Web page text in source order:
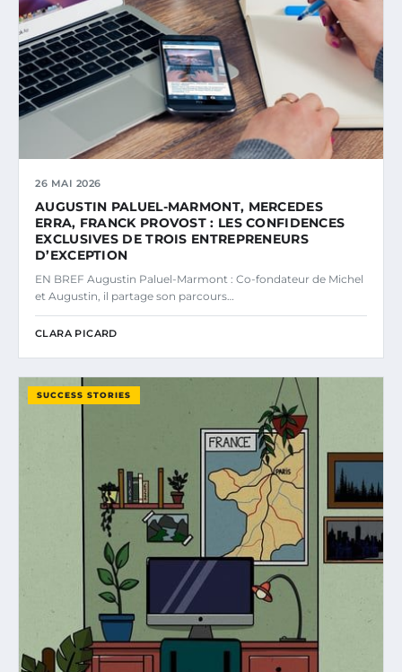
26 MAI 2026
AUGUSTIN PALUEL-MARMONT, MERCEDES
ERRA, FRANCK PROVOST : LES CONFIDENCES
EXCLUSIVES DE TROIS ENTREPRENEURS
D’EXCEPTION
EN BREF Augustin Paluel-Marmont : Co-fondateur de Michel
et Augustin, il partage son parcours…
CLARA PICARD
SUCCESS STORIES